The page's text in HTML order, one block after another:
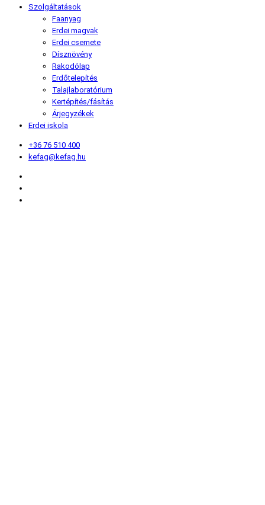
Szolgáltatások
Faanyag
Erdei magvak
Erdei csemete
Dísznövény
Rakodólap
Erdőtelepítés
Talajlaboratórium
Kertépítés/fásítás
Árjegyzékek
Erdei iskola
+36 76 510 400
kefag@kefag.hu